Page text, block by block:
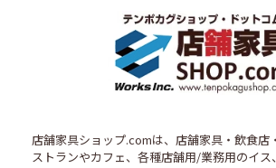
店舗家具ショップ.comは、店舗家具・飲食店
ストランやカフェ、各種店舗用/業務用のイス